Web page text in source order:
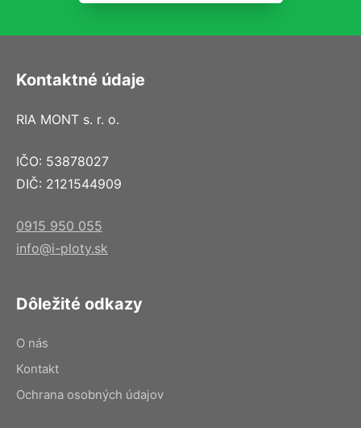
Kontaktné údaje
RIA MONT s. r. o.
IČO: 53878027
DIČ: 2121544909
0915 950 055
info@i-ploty.sk
Dôležité odkazy
O nás
Kontakt
Ochrana osobných údajov